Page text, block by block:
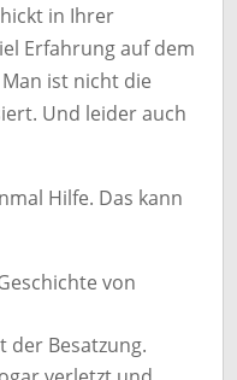
in Ihrer
Erfahrung auf dem
ist nicht die
Und leider auch
Hilfe. Das kann
von
der Besatzung.